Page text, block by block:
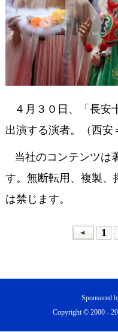
４月３０日、「長安
出演する演者。（西安
当社のコンテンツは
す。無断転用、複製、
は禁じます。
1
Sponsored
Copyright © 2000 -